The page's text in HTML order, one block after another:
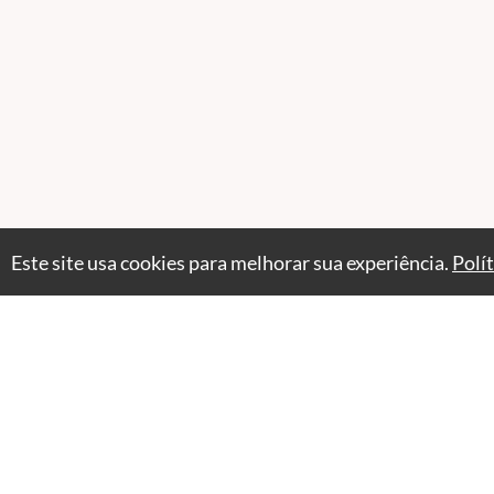
Professores(as)
Este site usa cookies para melhorar sua experiência.